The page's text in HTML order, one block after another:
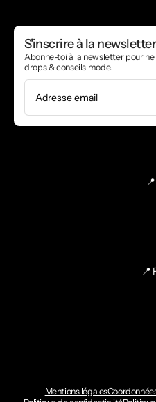
S'inscrire à la newsletter
Abonne-toi à la newsletter pour
drops & conseils mode.
Adresse email
📍
Mentions légales